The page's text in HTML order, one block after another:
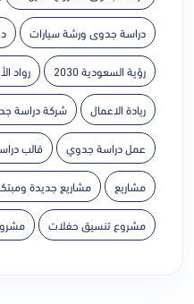
دراسة جدوى ورشة سيارات
رؤية السعودية 2030 رواد
ريادة الاعمال شركة دراسة
عمل دراسة جدوي قالب
مشاريع مشاريع جديدة
مشروع تنسيق حفلات